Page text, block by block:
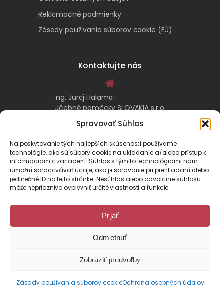
Spravovať Súhlas
Na poskytovanie tých najlepších skúseností používame
technológie, ako sú súbory cookie na ukladanie a/alebo prístup k
informáciám o zariadení. Súhlas s týmito technológiami nám
umožní spracovávať údaje, ako je správanie pri prehliadaní alebo
jedinečné ID na tejto stránke. Nesúhlas alebo odvolanie súhlasu
môže nepriaznivo ovplyvniť určité vlastnosti a funkcie.
Prijať
Odmietnuť
Zobraziť predvoľby
Zásady používania súborov cookieOchrana osobných údajov
Reklamačné podmienky
Zásady používania súborov cookie (EÚ)
Kontaktujte nás
Ing. Juraj Halama-
Učebné pomôcky SLOVAKIA s.r.o.
Malachovská 17/A
974 05 Banská Bystrica
kontakt@ucebnepomockyslovakia.sk
0917 797 357, 048/410 18 88
kontakt@ucebnepomockyslovakia.sk
Designed bypcteam.sk